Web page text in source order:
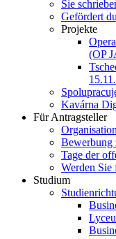
Sie
Gefördert
Projekte
(OP
Kavárna
Für Antragsteller
Bewerbung
Tage der
Werden
Studium